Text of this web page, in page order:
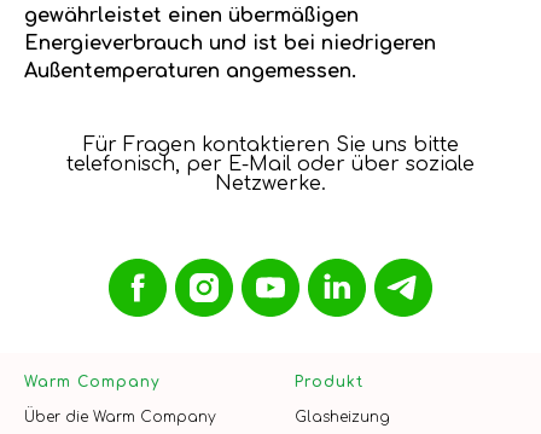
gewährleistet einen übermäßigen
Energieverbrauch und ist bei niedrigeren
Außentemperaturen angemessen.
Für Fragen kontaktieren Sie uns bitte
telefonisch, per E-Mail oder über soziale
Netzwerke.
Warm Company
Über die Warm Company
Produkt
Glasheizung